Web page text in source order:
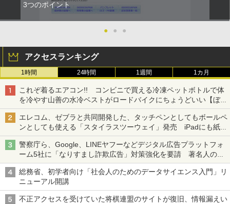
3つのポイント
● ● ●
アクセスランキング
1時間 24時間 1週間 1カ月
これぞ着るエアコン!! コンビニで買える冷凍ペットボトルで体
を冷やす山善の水冷ベストがロードバイクにちょうどいい【ぼっ
ち・ざ・ろーど！その14】【空いた時間でなにしてる？】
エレコム、ゼブラと共同開発した、タッチペンとしてもボールペ
ンとしても使える「スタイラスツーウェイ」発売 iPadにも紙に
も、持ち替えずに書き込める
警察庁ら、Google、LINEヤフーなどデジタル広告プラットフォ
ーム5社に「なりすまし詐欺広告」対策強化を要請 著名人の写
真や映像を使った投資詐欺などへの対策として
総務省、初学者向け「社会人のためのデータサイエンス入門」リ
ニューアル開講
不正アクセスを受けていた将棋連盟のサイトが復旧、情報漏えい